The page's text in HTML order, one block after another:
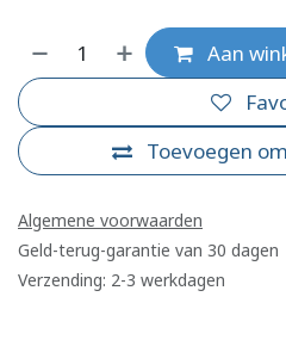
Aan
Toevoegen
Algemene voorwaarden
Geld-terug-garantie van 30 dagen
Verzending: 2-3 werkdagen